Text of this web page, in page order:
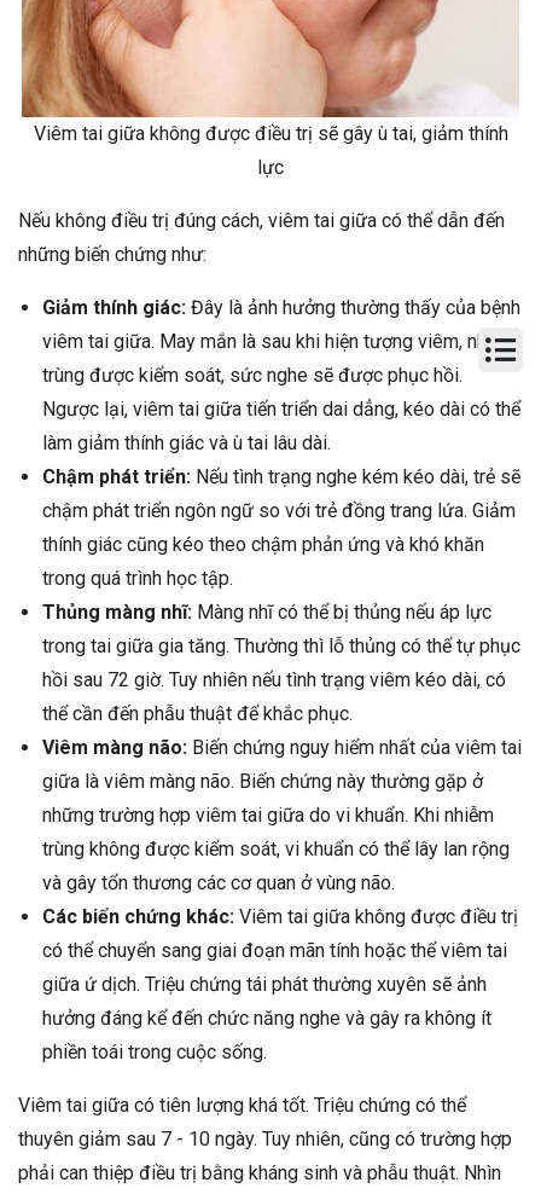
Viêm tai giữa không được điều trị sẽ gây ù tai, giảm thính
lực
Nếu không điều trị đúng cách, viêm tai giữa có thể dẫn đến
những biến chứng như:
Giảm thính giác: Đây là ảnh hưởng thường thấy của bệnh
viêm tai giữa. May mắn là sau khi hiện tượng viêm, nhiễm
trùng được kiểm soát, sức nghe sẽ được phục hồi.
Ngược lại, viêm tai giữa tiến triển dai dẳng, kéo dài có thể
làm giảm thính giác và ù tai lâu dài.
Chậm phát triển: Nếu tình trạng nghe kém kéo dài, trẻ sẽ
chậm phát triển ngôn ngữ so với trẻ đồng trang lứa. Giảm
thính giác cũng kéo theo chậm phản ứng và khó khăn
trong quá trình học tập.
Thủng màng nhĩ: Màng nhĩ có thể bị thủng nếu áp lực
trong tai giữa gia tăng. Thường thì lỗ thủng có thể tự phục
hồi sau 72 giờ. Tuy nhiên nếu tình trạng viêm kéo dài, có
thể cần đến phẫu thuật để khắc phục.
Viêm màng não: Biến chứng nguy hiểm nhất của viêm tai
giữa là viêm màng não. Biến chứng này thường gặp ở
những trường hợp viêm tai giữa do vi khuẩn. Khi nhiễm
trùng không được kiểm soát, vi khuẩn có thể lây lan rộng
và gây tổn thương các cơ quan ở vùng não.
Các biến chứng khác: Viêm tai giữa không được điều trị
có thể chuyển sang giai đoạn mãn tính hoặc thể viêm tai
giữa ứ dịch. Triệu chứng tái phát thường xuyên sẽ ảnh
hưởng đáng kể đến chức năng nghe và gây ra không ít
phiền toái trong cuộc sống.
Viêm tai giữa có tiên lượng khá tốt. Triệu chứng có thể
thuyên giảm sau 7 - 10 ngày. Tuy nhiên, cũng có trường hợp
phải can thiệp điều trị bằng kháng sinh và phẫu thuật. Nhìn